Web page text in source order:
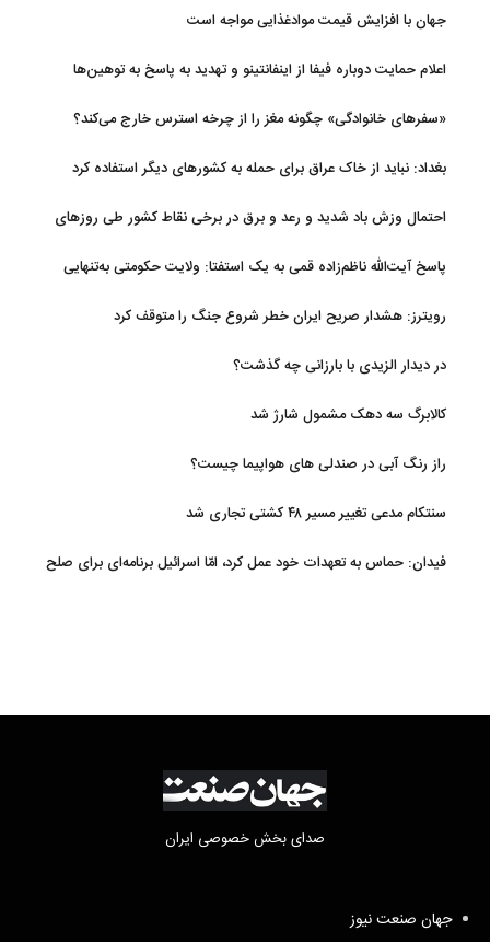
جهان با افزایش قیمت موادغذایی مواجه است
اعلام حمایت دوباره فیفا از اینفانتینو و تهدید به پاسخ به توهین‌ها
«سفرهای خانوادگی» چگونه مغز را از چرخه استرس خارج می‌کند؟
بغداد: نباید از خاک عراق برای حمله به کشورهای دیگر استفاده کرد
احتمال وزش باد شدید و رعد و برق در برخی نقاط کشور طی روزهای
پاسخ آیت‌الله ناظم‌زاده قمی به یک استفتا: ولایت حکومتی به‌تنهایی
رویترز: هشدار صریح ایران خطر شروع جنگ را متوقف کرد
در دیدار الزیدی با بارزانی چه گذشت؟
کالابرگ سه دهک مشمول شارژ شد
راز رنگ آبی در صندلی های هواپیما چیست؟
سنتکام مدعی تغییر مسیر ۴۸ کشتی تجاری شد
فیدان: حماس به تعهدات خود عمل کرد، امّا اسرائیل برنامه‌ای برای صلح
صدای بخش خصوصی ایران
جهان صنعت نیوز